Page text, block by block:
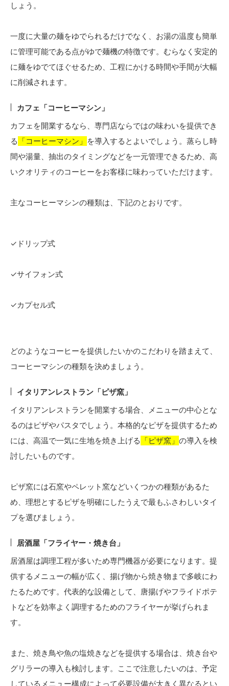
しょう。
一度に大量の麺をゆでられるだけでなく、お湯の温度も簡単
に管理可能である点がゆで麺機の特徴です。むらなく安定的
に麺をゆでてほぐせるため、工程にかける時間や手間が大幅
に削減されます。
カフェ「コーヒーマシン」
カフェを開業するなら、専門店ならではの味わいを提供でき
る 「コーヒーマシン」 を導入するとよいでしょう。蒸らし時
間や湯量、抽出のタイミングなどを一元管理できるため、高
いクオリティのコーヒーをお客様に味わっていただけます。
主なコーヒーマシンの種類は、下記のとおりです。
✓ドリップ式
✓サイフォン式
✓カプセル式
どのようなコーヒーを提供したいかのこだわりを踏まえて、
コーヒーマシンの種類を決めましょう。
イタリアンレストラン「ピザ窯」
イタリアンレストランを開業する場合、メニューの中心とな
るのはピザやパスタでしょう。本格的なピザを提供するため
には、高温で一気に生地を焼き上げる 「ピザ窯」 の導入を検
討したいものです。
ピザ窯には石窯やペレット窯などいくつかの種類があるた
め、理想とするピザを明確にしたうえで最もふさわしいタイ
プを選びましょう。
居酒屋「フライヤー・焼き台」
居酒屋は調理工程が多いため専門機器が必要になります。提
供するメニューの幅が広く、揚げ物から焼き物まで多岐にわ
たるためです。代表的な設備として、唐揚げやフライドポテ
トなどを効率よく調理するためのフライヤーが挙げられま
す。
また、焼き鳥や魚の塩焼きなどを提供する場合は、焼き台や
グリラーの導入も検討します。ここで注意したいのは、予定
しているメニュー構成によって必要設備が大きく異なるとい